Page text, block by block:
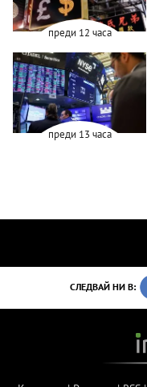
преди 12 часа
преди 13 часа
СЛЕДВАЙ НИ В: